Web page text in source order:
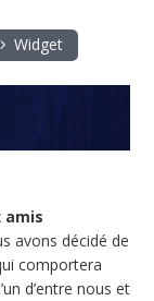
Widget
amis
avons décidé de
comportera
d’entre nous et